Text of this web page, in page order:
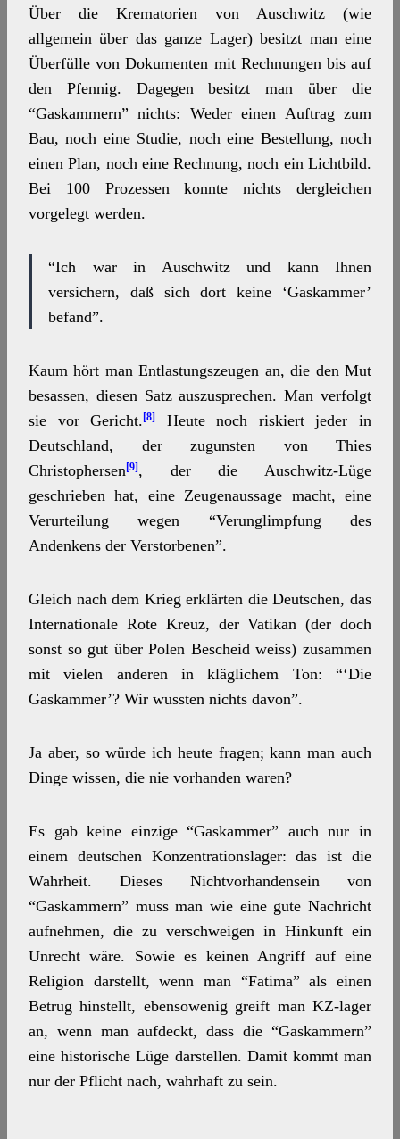
Über die Krematorien von Auschwitz (wie
allgemein über das ganze Lager) besitzt man eine
Überfülle von Dokumenten mit Rechnungen bis auf
den Pfennig. Dagegen besitzt man über die
“Gaskammern” nichts: Weder einen Auftrag zum
Bau, noch eine Studie, noch eine Bestellung, noch
einen Plan, noch eine Rechnung, noch ein Lichtbild.
Bei 100 Prozessen konnte nichts dergleichen
vorgelegt werden.
“Ich war in Auschwitz und kann Ihnen
versichern, daß sich dort keine ‘Gaskammer’
befand”.
Kaum hört man Entlastungszeugen an, die den Mut
besassen, diesen Satz auszusprechen. Man verfolgt
sie vor Gericht.[8]
Heute noch riskiert jeder in
Deutschland, der zugunsten von Thies
Christophersen[9] , der die Auschwitz-Lüge
geschrieben hat, eine Zeugenaussage macht, eine
Verurteilung wegen “Verunglimpfung des
Andenkens der Verstorbenen”.
Gleich nach dem Krieg erklärten die Deutschen, das
Internationale Rote Kreuz, der Vatikan (der doch
sonst so gut über Polen Bescheid weiss) zusammen
mit vielen anderen in kläglichem Ton: “‘Die
Gaskammer’? Wir wussten nichts davon”.
Ja aber, so würde ich heute fragen; kann man auch
Dinge wissen, die nie vorhanden waren?
Es gab keine einzige “Gaskammer” auch nur in
einem deutschen Konzentrationslager: das ist die
Wahrheit. Dieses Nichtvorhandensein von
“Gaskammern” muss man wie eine gute Nachricht
aufnehmen, die zu verschweigen in Hinkunft ein
Unrecht wäre. Sowie es keinen Angriff auf eine
Religion darstellt, wenn man “Fatima” als einen
Betrug hinstellt, ebensowenig greift man KZ-lager
an, wenn man aufdeckt, dass die “Gaskammern”
eine historische Lüge darstellen. Damit kommt man
nur der Pflicht nach, wahrhaft zu sein.